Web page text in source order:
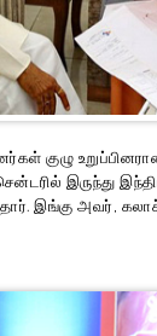
குழு
இருந்து
இங்கு அவர்,